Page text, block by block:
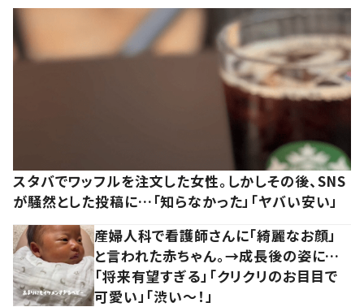
スタバでワッフルを注文した女性。しかしその後、SNS
が騒然とした投稿に…「知らなかった」「ヤバい安い」
産婦人科で看護師さんに「綺麗なお顔」
と言われた赤ちゃん。→成長後の姿に…
「将来有望すぎる」「クリクリのお目目で
可愛い」「渋い～！」